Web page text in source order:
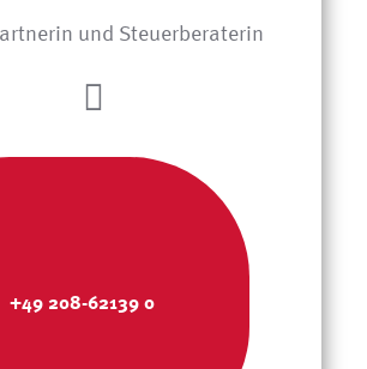
und Steuerberaterin
+49 208-62139 0